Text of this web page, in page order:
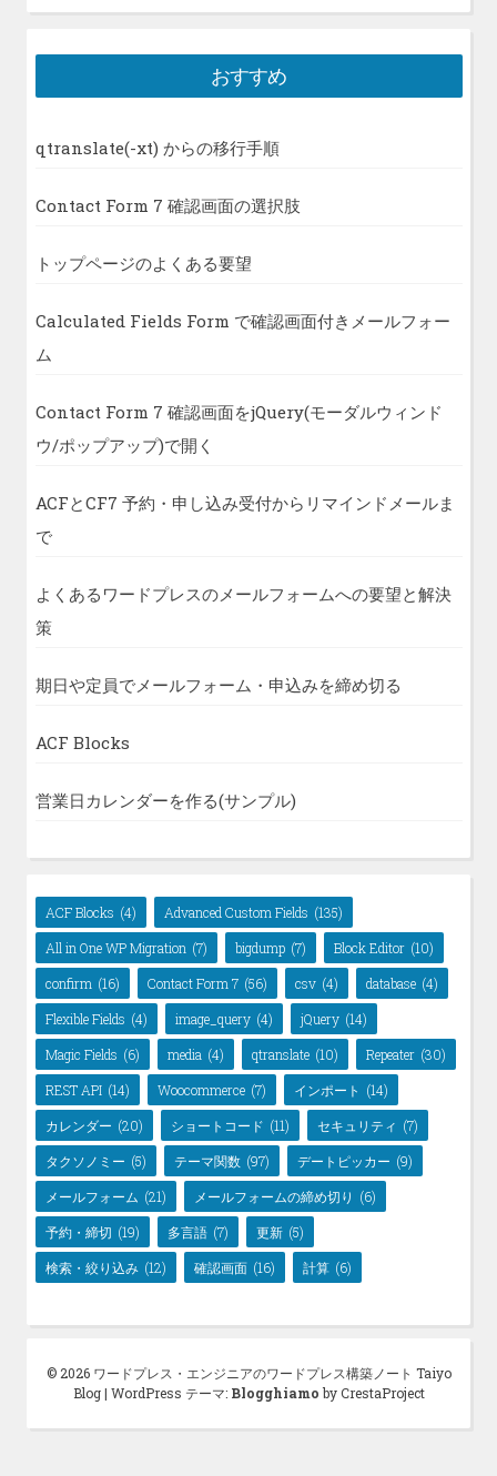
おすすめ
qtranslate(-xt) からの移行手順
Contact Form 7 確認画面の選択肢
トップページのよくある要望
Calculated Fields Form で確認画面付きメールフォー
ム
Contact Form 7 確認画面をjQuery(モーダルウィンド
ウ/ポップアップ)で開く
ACFとCF7 予約・申し込み受付からリマインドメールま
で
よくあるワードプレスのメールフォームへの要望と解決
策
期日や定員でメールフォーム・申込みを締め切る
ACF Blocks
営業日カレンダーを作る(サンプル)
ACF Blocks (4) Advanced Custom Fields (135)
All in One WP Migration (7) bigdump (7) Block Editor (10)
confirm (16) Contact Form 7 (56) csv (4) database (4)
Flexible Fields (4) image_query (4) jQuery (14)
Magic Fields (6) media (4) qtranslate (10) Repeater (30)
REST API (14) Woocommerce (7) インポート (14)
カレンダー (20) ショートコード (11) セキュリティ (7)
タクソノミー (5) テーマ関数 (97) デートピッカー (9)
メールフォーム (21) メールフォームの締め切り (6)
予約・締切 (19) 多言語 (7) 更新 (5)
検索・絞り込み (12) 確認画面 (16) 計算 (6)
© 2026 ワードプレス・エンジニアのワードプレス構築ノート Taiyo
Blog | WordPress テーマ: Blogghiamo by CrestaProject